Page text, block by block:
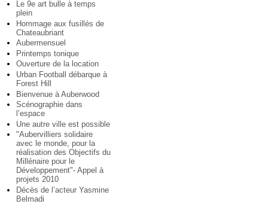
Le 9e art bulle à temps
plein
Hommage aux fusillés de
Chateaubriant
Aubermensuel
Printemps tonique
Ouverture de la location
Urban Football débarque à
Forest Hill
Bienvenue à Auberwood
Scénographie dans
l’espace
Une autre ville est possible
"Aubervilliers solidaire
avec le monde, pour la
réalisation des Objectifs du
Millénaire pour le
Développement"- Appel à
projets 2010
Décès de l’acteur Yasmine
Belmadi